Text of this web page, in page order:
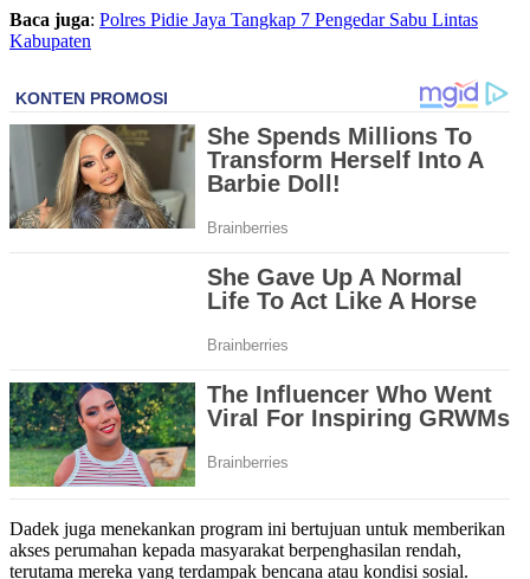
Baca juga: Polres Pidie Jaya Tangkap 7 Pengedar Sabu Lintas
Kabupaten
Dadek juga menekankan program ini bertujuan untuk memberikan
akses perumahan kepada masyarakat berpenghasilan rendah,
terutama mereka yang terdampak bencana atau kondisi sosial.